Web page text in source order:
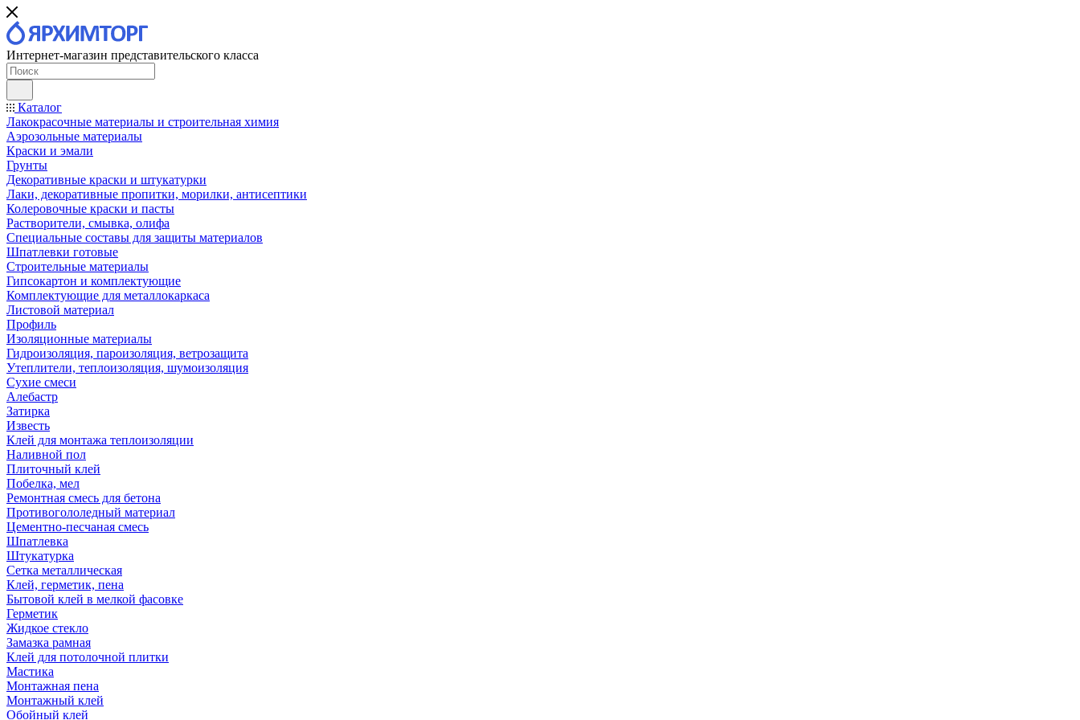
Интернет-магазин представительского класса
Каталог
Лакокрасочные материалы и строительная химия
Аэрозольные материалы
Краски и эмали
Грунты
Декоративные краски и штукатурки
Лаки, декоративные пропитки, морилки, антисептики
Колеровочные краски и пасты
Растворители, смывка, олифа
Специальные составы для защиты материалов
Шпатлевки готовые
Строительные материалы
Гипсокартон и комплектующие
Комплектующие для металлокаркаса
Листовой материал
Профиль
Изоляционные материалы
Гидроизоляция, пароизоляция, ветрозащита
Утеплители, теплоизоляция, шумоизоляция
Сухие смеси
Алебастр
Затирка
Известь
Клей для монтажа теплоизоляции
Наливной пол
Плиточный клей
Побелка, мел
Ремонтная смесь для бетона
Противогололедный материал
Цементно-песчаная смесь
Шпатлевка
Штукатурка
Сетка металлическая
Клей, герметик, пена
Бытовой клей в мелкой фасовке
Герметик
Жидкое стекло
Замазка рамная
Клей для потолочной плитки
Мастика
Монтажная пена
Монтажный клей
Обойный клей